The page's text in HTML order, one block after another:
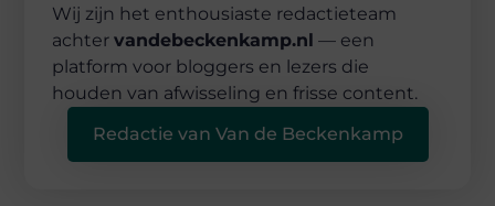
Wij zijn het enthousiaste redactieteam
achtervandebeckenkamp.nl — een
platform voor bloggers en lezers die
houden van afwisseling en frisse content.
Redactie van Van de Beckenkamp